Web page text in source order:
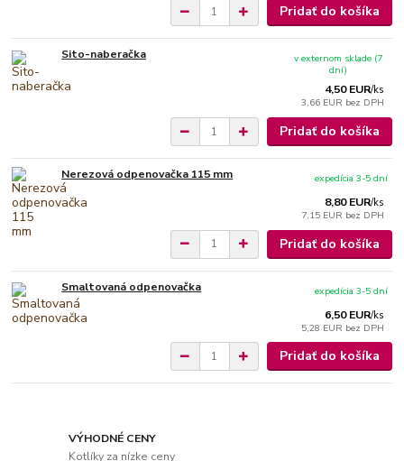
Pridať do košíka
Sito-naberačka
4,50 EUR/ks
3,66 EUR bez DPH
v externom sklade (7
dní)
Pridať do košíka
Nerezová odpenovačka 115 mm
8,80 EUR/ks
7,15 EUR bez DPH
expedícia 3-5 dní
Pridať do košíka
Smaltovaná odpenovačka
6,50 EUR/ks
5,28 EUR bez DPH
expedícia 3-5 dní
Pridať do košíka
VÝHODNÉ CENY
Kotlíky za nízke ceny